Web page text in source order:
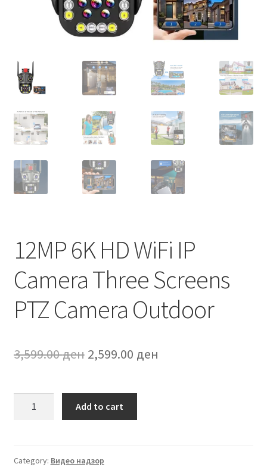
12MP 6K HD WiFi IP
Camera Three Screens
PTZ Camera Outdoor
3,599.00ден Original
was:
3,599.00 ден.
2,599.00 ден
IP
Add to cart
Category: Видео надзор